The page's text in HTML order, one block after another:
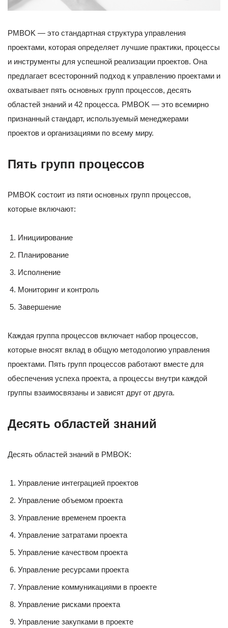
PMBOK — это стандартная структура управления
проектами, которая определяет лучшие практики, процессы
и инструменты для успешной реализации проектов. Она
предлагает всесторонний подход к управлению проектами и
охватывает пять основных групп процессов, десять
областей знаний и 42 процесса. PMBOK — это всемирно
признанный стандарт, используемый менеджерами
проектов и организациями по всему миру.
Пять групп процессов
PMBOK состоит из пяти основных групп процессов,
которые включают:
Инициирование
Планирование
Исполнение
Мониторинг и контроль
Завершение
Каждая группа процессов включает набор процессов,
которые вносят вклад в общую методологию управления
проектами. Пять групп процессов работают вместе для
обеспечения успеха проекта, а процессы внутри каждой
группы взаимосвязаны и зависят друг от друга.
Десять областей знаний
Десять областей знаний в PMBOK:
Управление интеграцией проектов
Управление объемом проекта
Управление временем проекта
Управление затратами проекта
Управление качеством проекта
Управление ресурсами проекта
Управление коммуникациями в проекте
Управление рисками проекта
Управление закупками в проекте